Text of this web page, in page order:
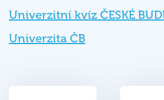
Univerzitní kvíz ČESKÉ
Univerzita ČB